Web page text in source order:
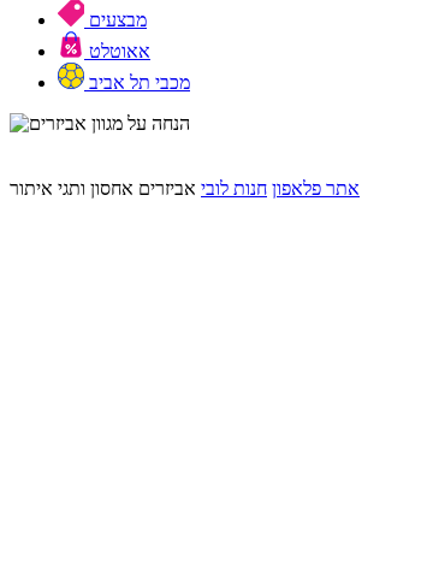
מבצעים
אאוטלט
מכבי תל אביב
אתר פלאפון חנות לובי אביזרים אחסון ותגי איתור